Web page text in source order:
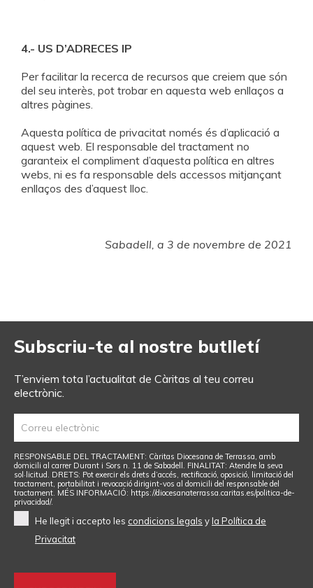
4.- US D’ADRECES IP
Per facilitar la recerca de recursos que creiem que són
del seu interès, pot trobar en aquesta web enllaços a
altres pàgines.
Aquesta política de privacitat només és d’aplicació a
aquest web. El responsable del tractament no
garanteix el compliment d’aquesta política en altres
webs, ni es fa responsable dels accessos mitjançant
enllaços des d’aquest lloc.
Sabadell, a 3 de novembre de 2021
Subscriu-te al nostre butlletí
T’enviem tota l’actualitat de Càritas al teu correu
electrònic.
RESPONSABLE DEL TRACTAMENT: Càritas Diocesana de Terrassa, amb
domicili al carrer Durant i Sors n. 11 de Sabadell. FINALITAT: Atendre la seva
sol·licitud. DRETS: Pot exercir els drets d’accés, rectificació, oposició, limitació del
tractament, portabilitat i revocació dirigint-vos al domicili del responsable del
tractament. MÉS INFORMACIÓ: https://diocesanaterrassa.caritas.es/politica-de-
privacidad/.
He llegit i accepto les condicions legals yla Política de
Privacitat